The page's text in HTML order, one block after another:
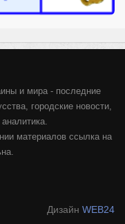
и мира - последние
городские новости,
материалов ссылка на
Дизайн WEB24